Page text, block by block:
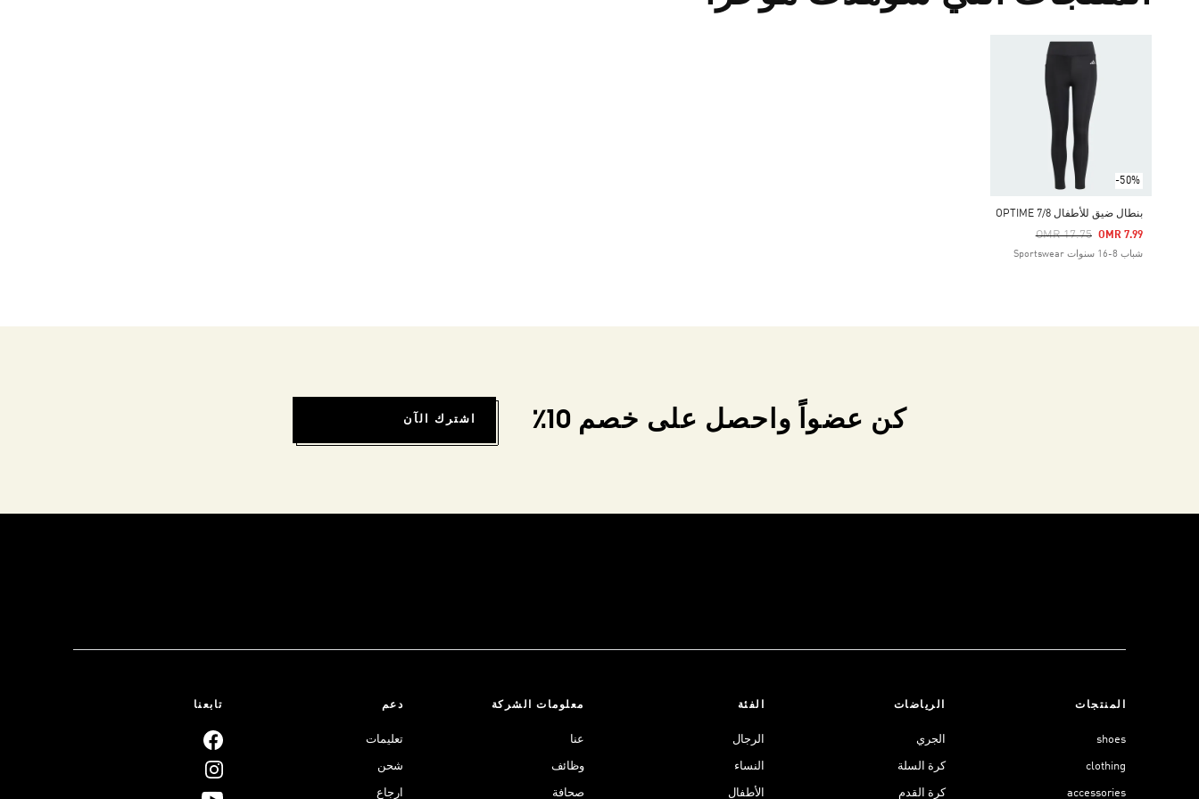
-50%
بنطال ضيق للأطفال OPTIME 7/8
Price Reduced From
OMR 17.75
To OMR 7.99
شباب 8-16 سنوات Sportswear
كن عضواً واحصل على خصم 10٪ اشترك الآن
المنتجات
shoes
clothing
accessories
الرياضات
الجري
كرة السلة
كرة القدم
الفئة
الرجال
النساء
الأطفال
معلومات الشركة
عنا
وظائف
صحافة
دعم
تعليمات
شحن
ارجاع
تابعنا